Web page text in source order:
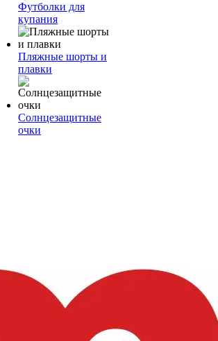
Футболки для
купания
Пляжные шорты и
плавки
Солнцезащитные
очки